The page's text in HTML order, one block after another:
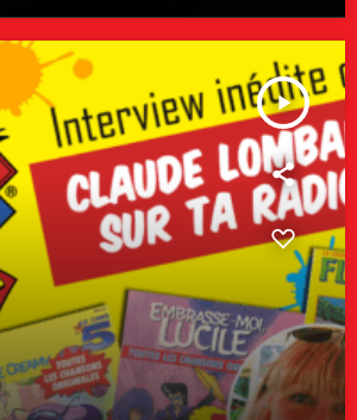
play_arrow